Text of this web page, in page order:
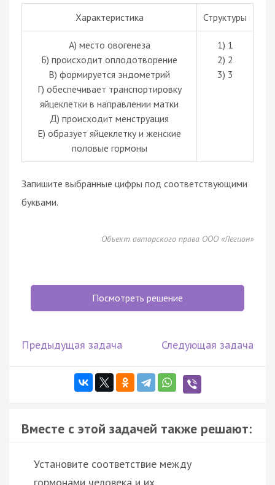
Характеристика Структуры
А) место овогенеза
Б) происходит оплодотворение
В) формируется эндометрий
Г) обеспечивает транспортировку
яйцеклетки в направлении матки
Д) происходит менструация
Е) образует яйцеклетку и женские
половые гормоны
1) 1
2) 2
3) 3
Запишите выбранные цифры под соответствующими
буквами.
Объект авторского права ООО «Легион»
Посмотреть решение
Предыдущая задача Следующая задача
Вместе с этой задачей также решают:
Установите соответствие между